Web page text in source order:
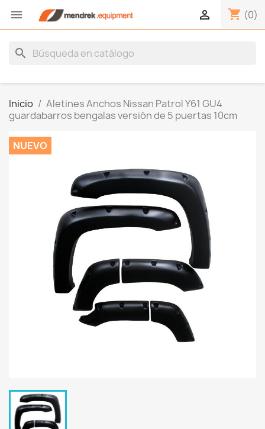
 shopping_cart (0)

search
Inicio
Aletines Anchos Nissan Patrol Y61 GU4
guardabarros bengalas versión de 5 puertas 10cm
NUEVO